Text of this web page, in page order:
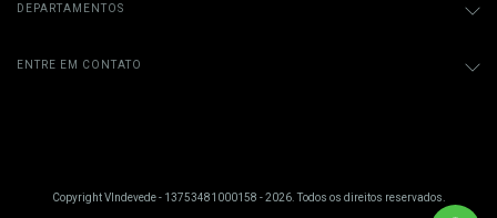
DEPARTAMENTOS
ENTRE EM CONTATO
Copyright VIndevede - 13753481000158 - 2026. Todos os direitos reservados.